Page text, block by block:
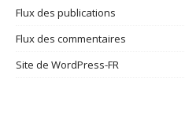
Flux des publications
Flux des commentaires
Site de WordPress-FR